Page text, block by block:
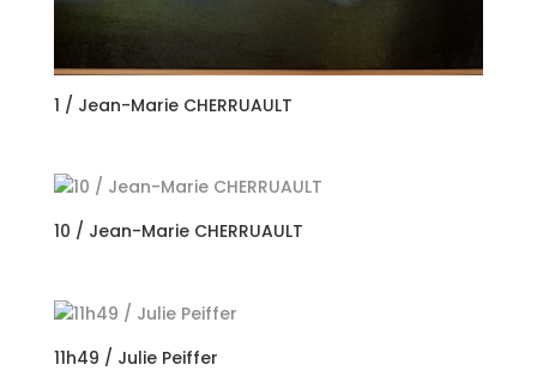
1 / Jean-Marie CHERRUAULT
10 / Jean-Marie CHERRUAULT
11h49 / Julie Peiffer